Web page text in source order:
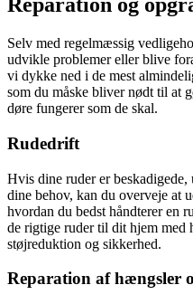
Selv med regelmæssig
udvikle problemer eller blive
vi dykke ned i de mest
som du måske bliver nødt til at
døre fungerer som de skal.
Rudedrift
Hvis dine ruder er
dine behov, kan du overveje at
hvordan du bedst håndterer en
de rigtige ruder til dit hjem med
støjreduktion og sikkerhed.
Reparation af hængsler